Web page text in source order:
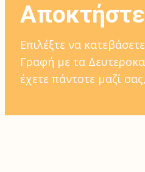
Επιλέξτε να
Γραφή με τα
έχετε πάντοτε μαζί